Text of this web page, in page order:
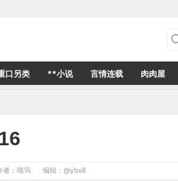
口另类 **小说 言情连载 肉肉屋
者：喵筠 编辑： @ybx8